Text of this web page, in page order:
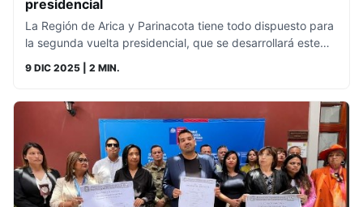
presidencial
La Región de Arica y Parinacota tiene todo dispuesto para
la segunda vuelta presidencial, que se desarrollará este…
9 DIC 2025 | 2 MIN.